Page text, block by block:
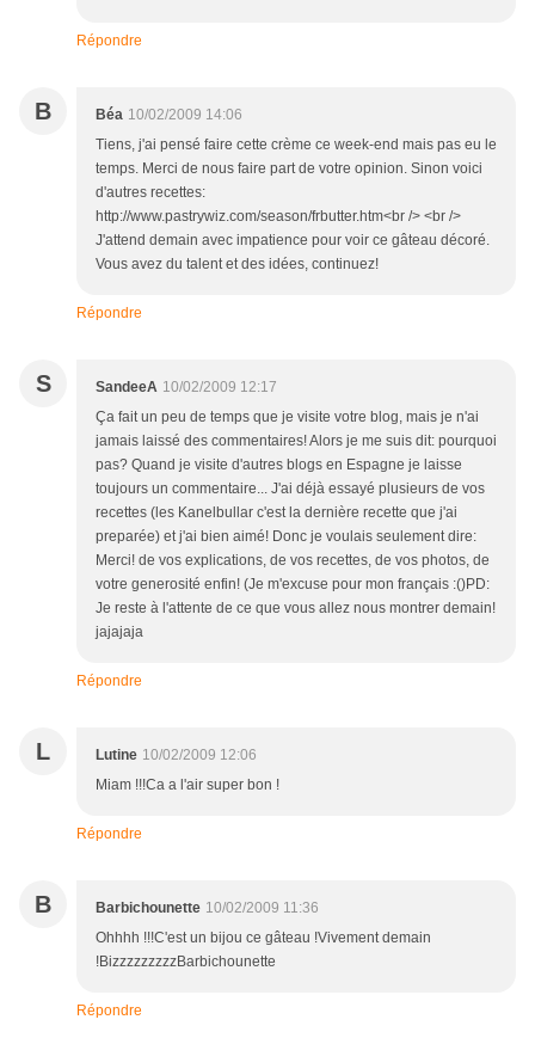
Répondre
B Béa 10/02/2009 14:06
Tiens, j'ai pensé faire cette crème ce week-end mais pas eu le
temps. Merci de nous faire part de votre opinion. Sinon voici
d'autres recettes:
http://www.pastrywiz.com/season/frbutter.htm<br /> <br />
J'attend demain avec impatience pour voir ce gâteau décoré.
Vous avez du talent et des idées, continuez!
Répondre
S SandeeA 10/02/2009 12:17
Ça fait un peu de temps que je visite votre blog, mais je n'ai
jamais laissé des commentaires! Alors je me suis dit: pourquoi
pas? Quand je visite d'autres blogs en Espagne je laisse
toujours un commentaire... J'ai déjà essayé plusieurs de vos
recettes (les Kanelbullar c'est la dernière recette que j'ai
preparée) et j'ai bien aimé! Donc je voulais seulement dire:
Merci! de vos explications, de vos recettes, de vos photos, de
votre generosité enfin! (Je m'excuse pour mon français :()PD:
Je reste à l'attente de ce que vous allez nous montrer demain!
jajajaja
Répondre
L Lutine 10/02/2009 12:06
Miam !!!Ca a l'air super bon !
Répondre
B Barbichounette 10/02/2009 11:36
Ohhhh !!!C'est un bijou ce gâteau !Vivement demain
!BizzzzzzzzzBarbichounette
Répondre